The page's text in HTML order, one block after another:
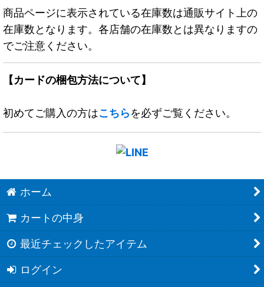
商品ページに表示されている在庫数は通販サイト上の
在庫数となります。各店舗の在庫数とは異なりますの
でご注意ください。
【カードの梱包方法について】
初めてご購入の方はこちらを必ずご覧ください。
ホーム
カートの中身
最近チェックしたアイテム
ログイン